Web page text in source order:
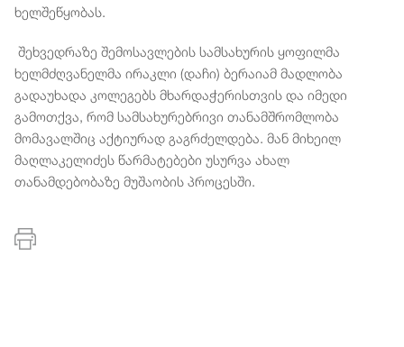
ხელშეწყობას.
შეხვედრაზე შემოსავლების სამსახურის ყოფილმა
ხელმძღვანელმა ირაკლი (დაჩი) ბერაიამ მადლობა
გადაუხადა კოლეგებს მხარდაჭერისთვის და იმედი
გამოთქვა, რომ სამსახურებრივი თანამშრომლობა
მომავალშიც აქტიურად გაგრძელდება. მან მიხეილ
მაღლაკელიძეს წარმატებები უსურვა ახალ
თანამდებობაზე მუშაობის პროცესში.